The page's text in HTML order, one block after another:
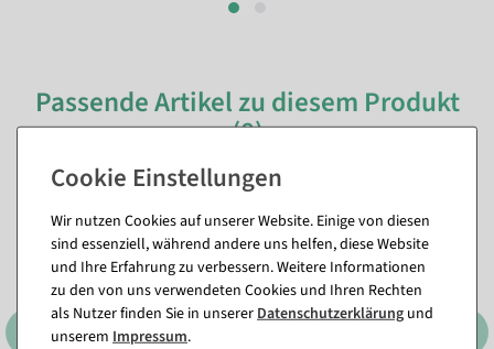
Passende Artikel zu diesem Produkt
(8)
Wir nutzen Cookies auf unserer Website. Einige von diesen
sind essenziell, während andere uns helfen, diese Website
und Ihre Erfahrung zu verbessern. Weitere Informationen
zu den von uns verwendeten Cookies und Ihren Rechten
als Nutzer finden Sie in unsererDaten­schutz­erklärung und
unserem Impressum.